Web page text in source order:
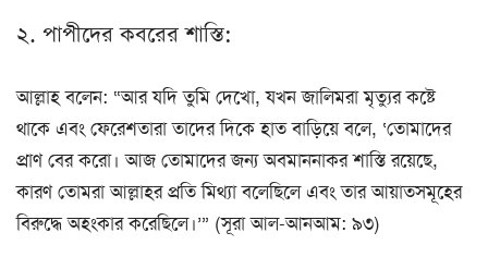
২. পাপীদের কবরের শাস্তি:
আল্লাহ বলেন: “আর যদি তুমি দেখো, যখন জালিমরা মৃত্যুর কষ্টে
থাকে এবং ফেরেশতারা তাদের দিকে হাত বাড়িয়ে বলে, ‘তোমাদের
প্রাণ বের করো। আজ তোমাদের জন্য অবমাননাকর শাস্তি রয়েছে,
কারণ তোমরা আল্লাহর প্রতি মিথ্যা বলেছিলে এবং তার আয়াতসমূহের
বিরুদ্ধে অহংকার করেছিলে।’” (সূরা আল-আনআম: ৯৩)